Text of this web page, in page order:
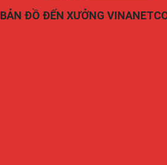
BẢN ĐỒ ĐẾN XƯỞNG